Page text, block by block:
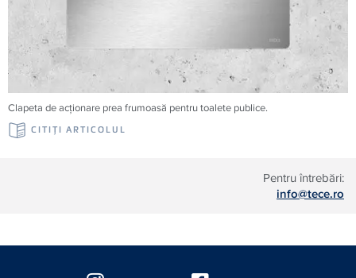
Pentru întrebări:
info@tece.ro
Clapeta de acționare prea frumoasă pentru toalete publice.
CITIŢI ARTICOLUL